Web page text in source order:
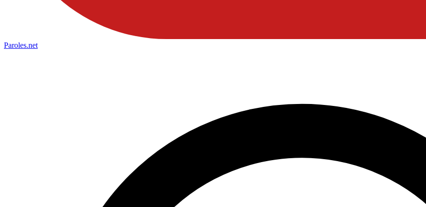
Paroles.net